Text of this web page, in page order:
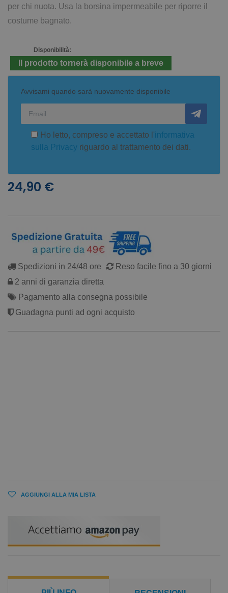
per chi nuota. Usa la borsina impermeabile per riporre il
costume bagnato.
Disponibilità:
Il prodotto tornerà disponibile a breve
Avvisami quando sarà nuovamente disponibile
Ho letto, compreso e accettato l'informativa
sulla Privacy riguardo al trattamento dei dati.
24,90 €
Spedizioni in 24/48 ore
Reso facile fino a 30 giorni
2 anni di garanzia diretta
Pagamento alla consegna possibile
Guadagna punti ad ogni acquisto
AGGIUNGI ALLA MIA LISTA